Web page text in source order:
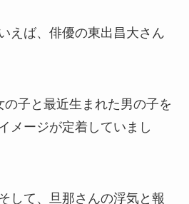
えば、俳優の東出昌大さん
の子と最近生まれた男の子を
メージが定着していまし
して、旦那さんの浮気と報